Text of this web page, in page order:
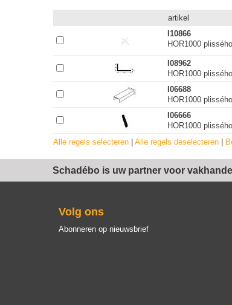
artikel
I10866
HOR1000
I08962
HOR1000
I06688
HOR1000
I06666
HOR1000
Alle regels selecteren Alle regels deselecteren
Schadébo is uw partner voor
Volg ons
Abonneren op nieuwsbrief